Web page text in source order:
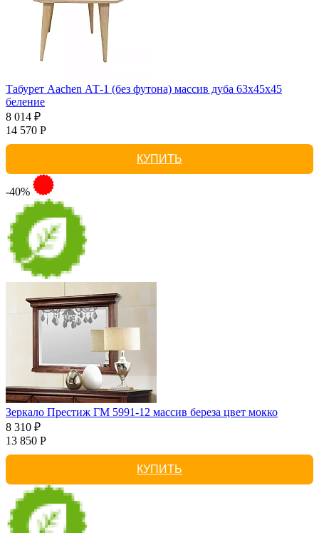
Табурет Aachen АТ-1 (без футона) массив дуба 63х45х45
беление
8 014 ₽
14 570 Р
КУПИТЬ
-40%
Зеркало Престиж ГМ 5991-12 массив береза цвет мокко
8 310 ₽
13 850 Р
КУПИТЬ